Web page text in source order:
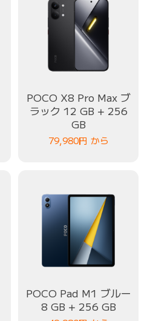
POCO X8 Pro Max ブ
ラック 12 GB + 256
GB
79,980円 から
POCO Pad M1 ブルー
8 GB + 256 GB